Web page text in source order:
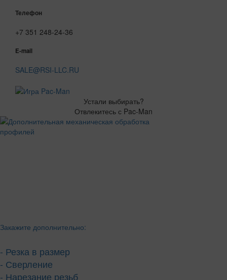
Телефон
+7 351 248-24-36
E-mail
SALE@RSI-LLC.RU
Устали выбирать?
Отвлекитесь с Pac-Man
Закажите дополнительно:
- Резка в размер
- Сверление
- Нарезание резьб